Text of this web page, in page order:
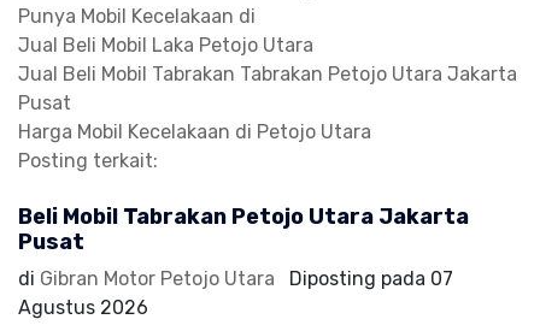
Punya Mobil Kecelakaan di
Jual Beli Mobil Laka Petojo Utara
Jual Beli Mobil Tabrakan Tabrakan Petojo Utara Jakarta
Pusat
Harga Mobil Kecelakaan di Petojo Utara
Posting terkait:
Beli Mobil Tabrakan Petojo Utara Jakarta
Pusat
di Gibran Motor Petojo Utara Diposting pada 07
Agustus 2026